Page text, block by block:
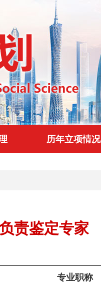
历年立项情况
责鉴定专家
专业职称